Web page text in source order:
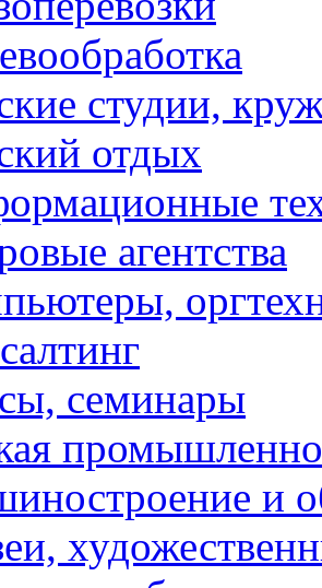
студии,
отдых
агентства
семинары
и